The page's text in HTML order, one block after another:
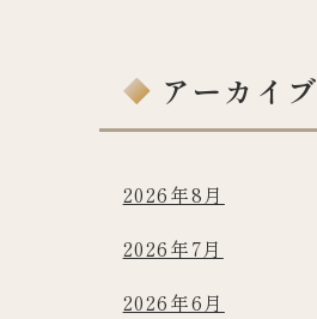
アーカイブ
2026年8月
2026年7月
2026年6月